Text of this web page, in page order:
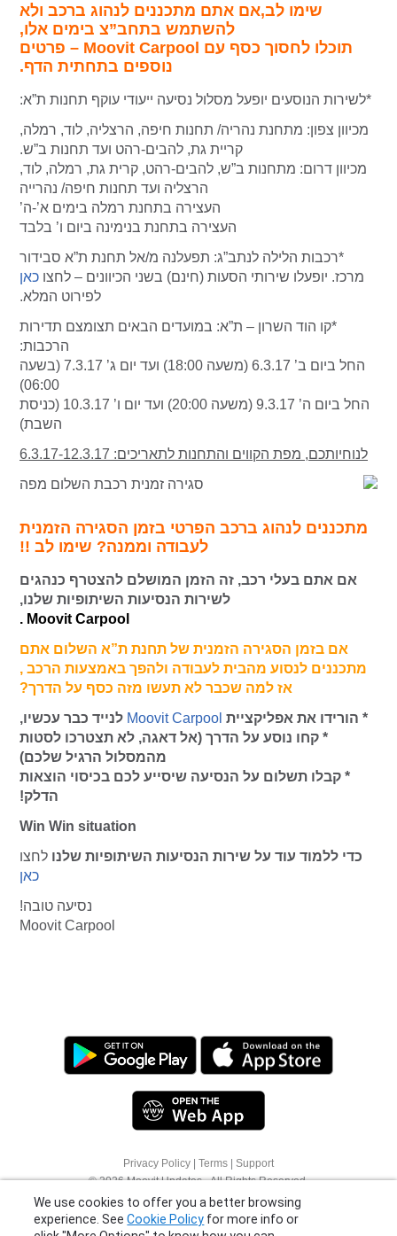
שימו לב,אם אתם מתכננים לנהוג ברכב ולא
להשתמש בתחב”צ בימים אלו,
תוכלו לחסוך כסף עם Moovit Carpool – פרטים
נוספים בתחתית הדף.
*לשירות הנוסעים יופעל מסלול נסיעה ייעודי עוקף תחנות ת”א:
מכיוון צפון: מתחנת נהריה/ תחנות חיפה, הרצליה, לוד, רמלה,
קריית גת, להבים-רהט ועד תחנות ב”ש.
מכיוון דרום: מתחנות ב”ש, להבים-רהט, קרית גת, רמלה, לוד,
הרצליה ועד תחנות חיפה/ נהרייה
העצירה בתחנת רמלה בימים א’-ה’
העצירה בתחנת בנימינה ביום ו’ בלבד
*רכבות הלילה לנתב”ג: תפעלנה מ/אל תחנת ת”א סבידור
מרכז. יופעלו שירותי הסעות (חינם) בשני הכיוונים – לחצו כאן
לפירוט המלא.
*קו הוד השרון – ת”א: במועדים הבאים תצומצם תדירות
הרכבות:
החל ביום ב’ 6.3.17 (משעה 18:00) ועד יום ג’ 7.3.17 (בשעה
06:00)
החל ביום ה’ 9.3.17 (משעה 20:00) ועד יום ו’ 10.3.17 (כניסת
השבת)
לנוחיותכם, מפת הקווים והתחנות לתאריכים: 6.3.17-12.3.17
מתכננים לנהוג ברכב הפרטי בזמן הסגירה הזמנית
לעבודה וממנה? שימו לב !!
אם אתם בעלי רכב, זה הזמן המושלם להצטרף כנהגים
לשירות הנסיעות השיתופיות שלנו,
Moovit Carpool .
אם בזמן הסגירה הזמנית של תחנת ת”א השלום אתם
מתכננים לנסוע מהבית לעבודה ולהפך באמצעות הרכב ,
אז למה שכבר לא תעשו מזה כסף על הדרך?
* הורידו את אפליקציית
לנייד כבר עכשיו,
* קחו נוסע על הדרך (אל דאגה, לא תצטרכו לסטות
מהמסלול הרגיל שלכם)
* קבלו תשלום על הנסיעה שיסייע לכם בכיסוי הוצאות
הדלק!
Win Win situation
כדי ללמוד עוד על שירות הנסיעות השיתופיות שלנו לחצו
כאן
נסיעה טובה!
Moovit Carpool
Privacy Policy | Terms | Support
© 2026 Moovit Updates - All Rights Reserved.
We use cookies to offer you a better browsing
click "More Options" to know how you can
change your settings.